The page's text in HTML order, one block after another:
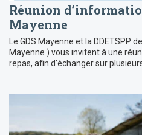
Réunion
Mayenne
Le GDS Mayenne et la DDETSPP
Mayenne ) vous invitent à une
repas, afin d’échanger sur plusieurs